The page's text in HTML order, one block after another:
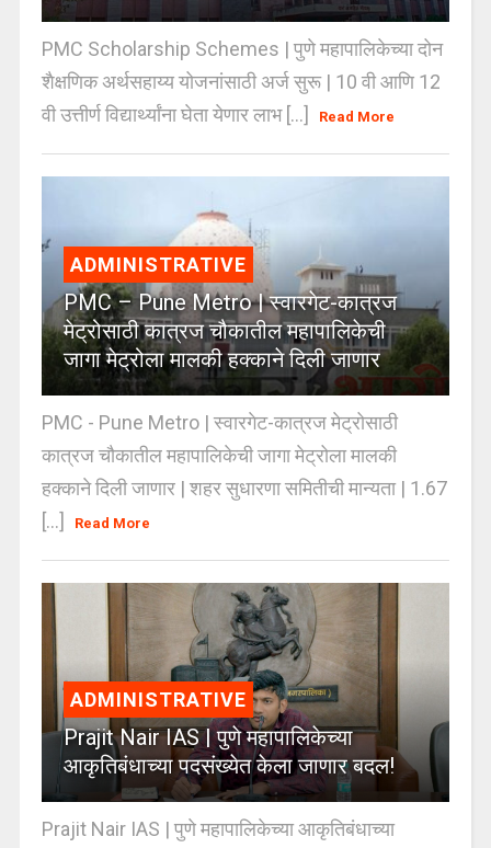
PMC Scholarship Schemes | पुणे महापालिकेच्या दोन
शैक्षणिक अर्थसहाय्य योजनांसाठी अर्ज सुरू | 10 वी आणि 12
वी उत्तीर्ण विद्यार्थ्यांना घेता येणार लाभ [...]
Read More
ADMINISTRATIVE
PMC – Pune Metro | स्वारगेट-कात्रज
मेट्रोसाठी कात्रज चौकातील महापालिकेची
जागा मेट्रोला मालकी हक्काने दिली जाणार
PMC - Pune Metro | स्वारगेट-कात्रज मेट्रोसाठी
कात्रज चौकातील महापालिकेची जागा मेट्रोला मालकी
हक्काने दिली जाणार | शहर सुधारणा समितीची मान्यता | 1.67
[...]
Read More
ADMINISTRATIVE
Prajit Nair IAS | पुणे महापालिकेच्या
आकृतिबंधाच्या पदसंख्येत केला जाणार बदल!
Prajit Nair IAS | पुणे महापालिकेच्या आकृतिबंधाच्या